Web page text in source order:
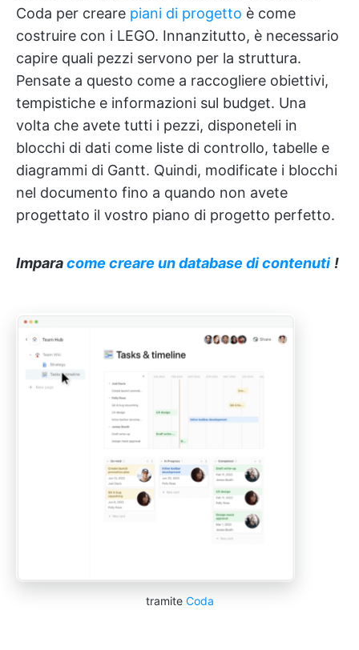
Coda per creare piani di progetto è come
costruire con i LEGO. Innanzitutto, è necessario
capire quali pezzi servono per la struttura.
Pensate a questo come a raccogliere obiettivi,
tempistiche e informazioni sul budget. Una
volta che avete tutti i pezzi, disponeteli in
blocchi di dati come liste di controllo, tabelle e
diagrammi di Gantt. Quindi, modificate i blocchi
nel documento fino a quando non avete
progettato il vostro piano di progetto perfetto.
Imparacome creare un database di contenuti !
tramite Coda